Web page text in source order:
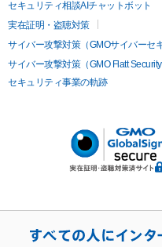
セキュリティ相談AIチャットボット
実在証明・盗聴対策
サイバー攻撃対策（GMOサイバーセ
サイバー攻撃対策（GMO Flatt Security
セキュリティ事業の軌跡